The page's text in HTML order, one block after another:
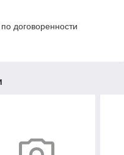
договоренности